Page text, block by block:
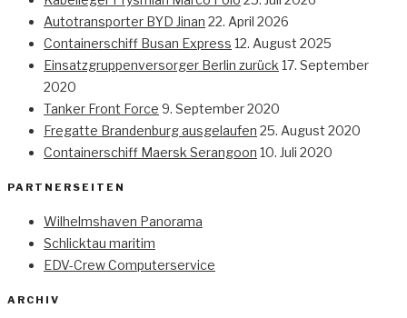
Autotransporter BYD Jinan 22. April 2026
Containerschiff Busan Express 12. August 2025
Einsatzgruppenversorger Berlin zurück 17. September
2020
Tanker Front Force 9. September 2020
Fregatte Brandenburg ausgelaufen 25. August 2020
Containerschiff Maersk Serangoon 10. Juli 2020
PARTNERSEITEN
Wilhelmshaven Panorama
Schlicktau maritim
EDV-Crew Computerservice
ARCHIV